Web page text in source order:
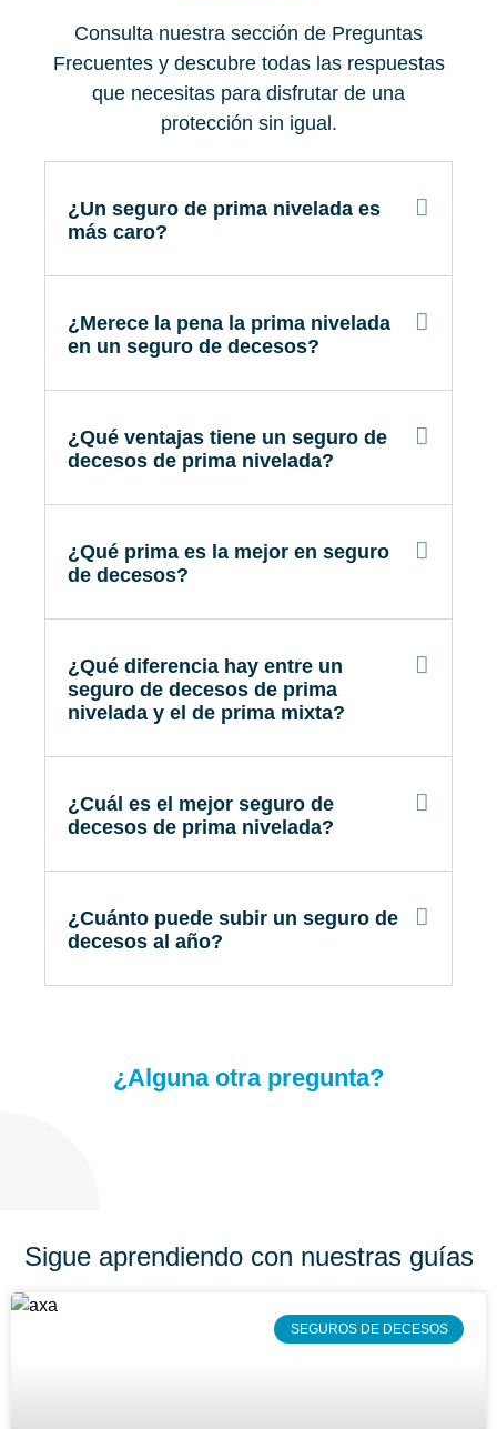
Consulta nuestra sección de Preguntas
Frecuentes y descubre todas las respuestas
que necesitas para disfrutar de una
protección sin igual.
¿Un seguro de prima nivelada es
más caro?
¿Merece la pena la prima nivelada
en un seguro de decesos?
¿Qué ventajas tiene un seguro de
decesos de prima nivelada?
¿Qué prima es la mejor en seguro
de decesos?
¿Qué diferencia hay entre un
seguro de decesos de prima
nivelada y el de prima mixta?
¿Cuál es el mejor seguro de
decesos de prima nivelada?
¿Cuánto puede subir un seguro de
decesos al año?
¿Alguna otra pregunta?
Sigue aprendiendo con nuestras guías
SEGUROS DE DECESOS